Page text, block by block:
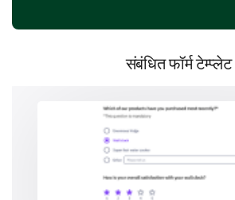
Emotional/Spiritual comfort
संबंधित फॉर्म टेम्प्लेट